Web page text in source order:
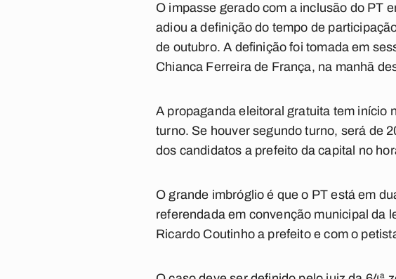
O impasse gerado com a inclusão do PT
adiou a definição do tempo de
de outubro. A definição foi tomada em
Chianca Ferreira de França, na manhã
A propaganda eleitoral gratuita tem início
turno. Se houver segundo turno, será de
dos candidatos a prefeito da capital no
O grande imbróglio é que o PT está em
referendada em convenção municipal da
Ricardo Coutinho a prefeito e com o